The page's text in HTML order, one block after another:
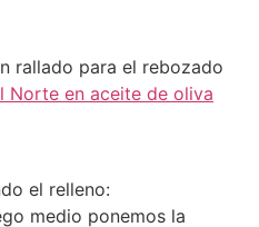
rallado para el rebozado
Norte en aceite de oliva
el relleno:
medio ponemos la